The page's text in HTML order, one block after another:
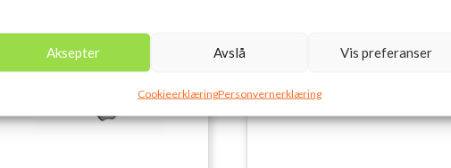
Aksepter Avslå Vis preferanser
CookieerklæringPersonvernerklæring